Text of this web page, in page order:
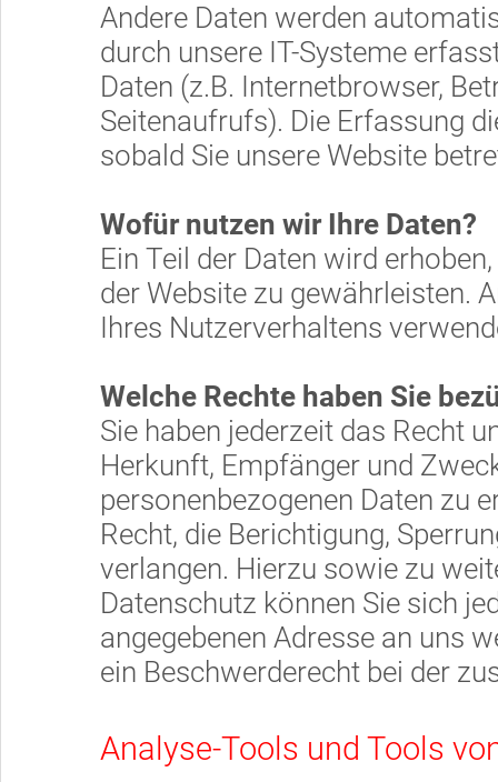
Andere Daten werden
durch unsere IT-Systeme
Daten (z.B. Internetbrowser,
Seitenaufrufs). Die Erfassung
sobald Sie unsere Website
Wofür nutzen wir Ihre Daten?
Ein Teil der Daten wird
der Website zu gewährleisten.
Ihres Nutzerverhaltens
Welche Rechte haben Sie
Sie haben jederzeit das Recht
Herkunft, Empfänger und
personenbezogenen Daten zu
Recht, die Berichtigung,
verlangen. Hierzu sowie zu
Datenschutz können Sie sich
angegebenen Adresse an uns
ein Beschwerderecht bei der
Analyse-Tools und Tools